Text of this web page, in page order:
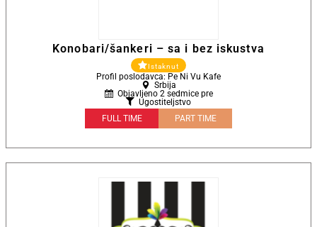
Konobari/šankeri – sa i bez iskustva
Istaknut
Profil poslodavca: Pe Ni Vu Kafe
Srbija
Objavljeno 2 sedmice pre
Ugostiteljstvo
FULL TIME
PART TIME